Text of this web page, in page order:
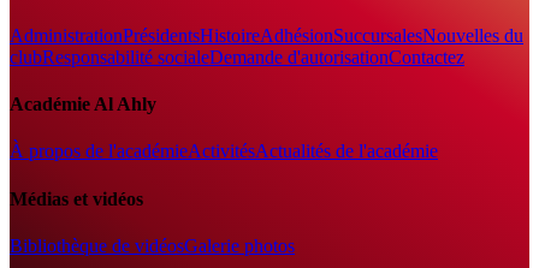
AdministrationPrésidentsHistoireAdhésionSuccursalesNouvelles du
clubResponsabilité socialeDemande d'autorisationContactez
Académie Al Ahly
À propos de l'académieActivitésActualités de l'académie
Médias et vidéos
Bibliothèque de vidéosGalerie photos